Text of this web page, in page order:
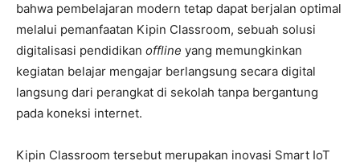
bahwa pembelajaran modern tetap dapat berjalan optimal
melalui pemanfaatan Kipin Classroom, sebuah solusi
digitalisasi pendidikan offline yang memungkinkan
kegiatan belajar mengajar berlangsung secara digital
langsung dari perangkat di sekolah tanpa bergantung
pada koneksi internet.
Kipin Classroom tersebut merupakan inovasi Smart IoT